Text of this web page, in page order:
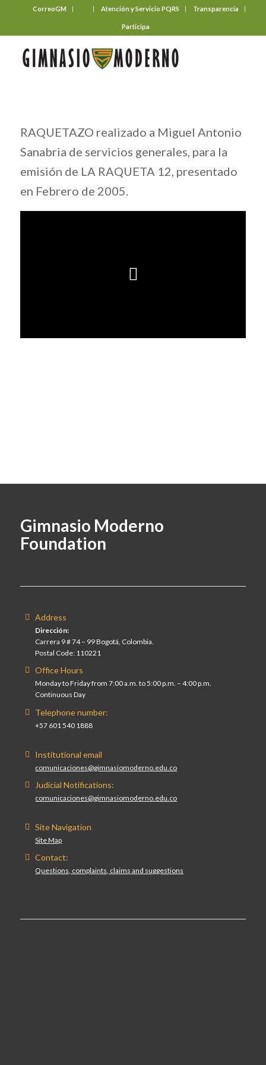
CorreoGM Atención y Servicio PQRS Transparencia
Participa
RAQUETAZO realizado a Miguel Antonio
Sanabria de servicios generales, para la
emisión de LA RAQUETA 12, presentado
en Febrero de 2005.
Gimnasio Moderno
Foundation
Address
Dirección:
Carrera 9 # 74 – 99 Bogotá, Colombia.
Postal Code: 110221
Office Hours
Monday to Friday from 7:00 a.m. to 5:00 p.m. – 4:00 p.m.
Continuous Day
Telephone number:
+57 601 540 1888
Institutional email
comunicaciones@gimnasiomoderno.edu.co
Judicial Notifications:
comunicaciones@gimnasiomoderno.edu.co
Site Navigation
Site Map
Contact:
Questions, complaints, claims and suggestions